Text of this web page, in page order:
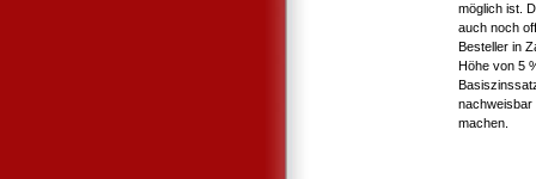
möglich ist.
auch noch
Besteller in
Höhe von 5
nachweisbar
machen.